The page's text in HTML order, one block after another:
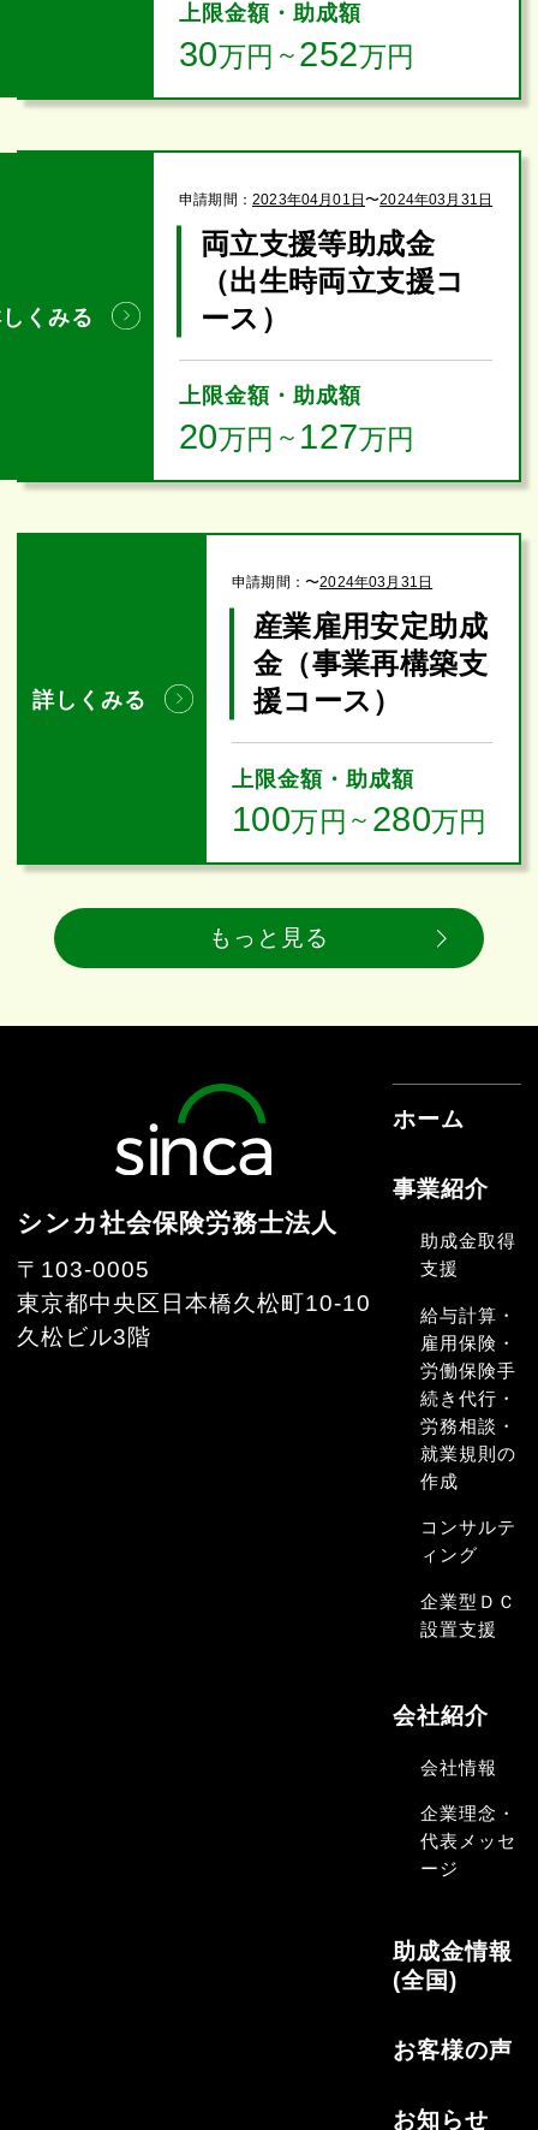
上限金額・助成額
30万円 ～ 252万円
くみる
申請期間：2023年04月01日〜2024年03月31日
両立支援等助成金
（出生時両立支援コ
ース）
上限金額・助成額
20万円 ～ 127万円
詳しくみる
申請期間：〜2024年03月31日
産業雇用安定助成
金（事業再構築支
援コース）
上限金額・助成額
100万円 ～ 280万円
もっと見る
シンカ社会保険労務士法人
〒103-0005
東京都中央区日本橋久松町10-10
久松ビル3階
ホーム
事業紹介
助成金取得
支援
給与計算・
雇用保険・
労働保険手
続き代行・
労務相談・
就業規則の
作成
コンサルテ
ィング
企業型ＤＣ
設置支援
会社紹介
会社情報
企業理念・
代表メッセ
ージ
助成金情報
(全国)
お客様の声
お知らせ